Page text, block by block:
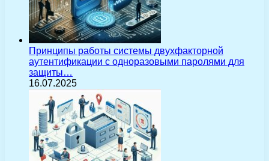
Принципы работы системы двухфакторной
аутентификации с одноразовыми паролями для
защиты…
16.07.2025